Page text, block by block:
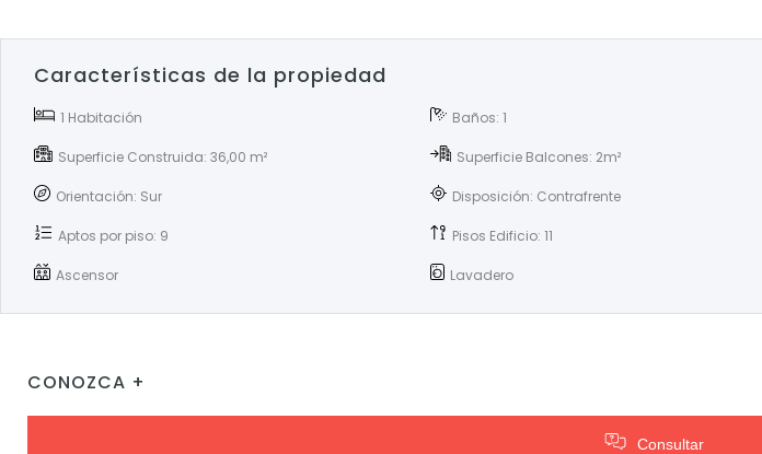
Características de la propiedad
1 Habitación Baños: 1
Superficie Construida: 36,00 m² Superficie Balcones: 2m²
Orientación: Sur Disposición: Contrafrente
Aptos por piso: 9 Pisos Edificio: 11
Ascensor Lavadero
CONOZCA +
Consultar